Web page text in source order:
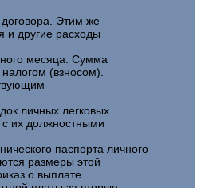
Этим же
и другие расходы
месяца. Сумма
(взносом).
личных легковых
с их должностными
паспорта личного
размеры этой
о выплате